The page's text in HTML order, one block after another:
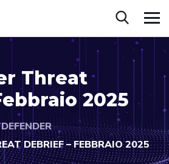
Threat
2025
DEBRIEF – FEBBRAIO 2025